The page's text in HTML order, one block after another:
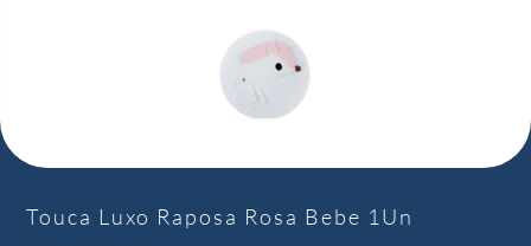
Touca Luxo Raposa Rosa Bebe 1Un